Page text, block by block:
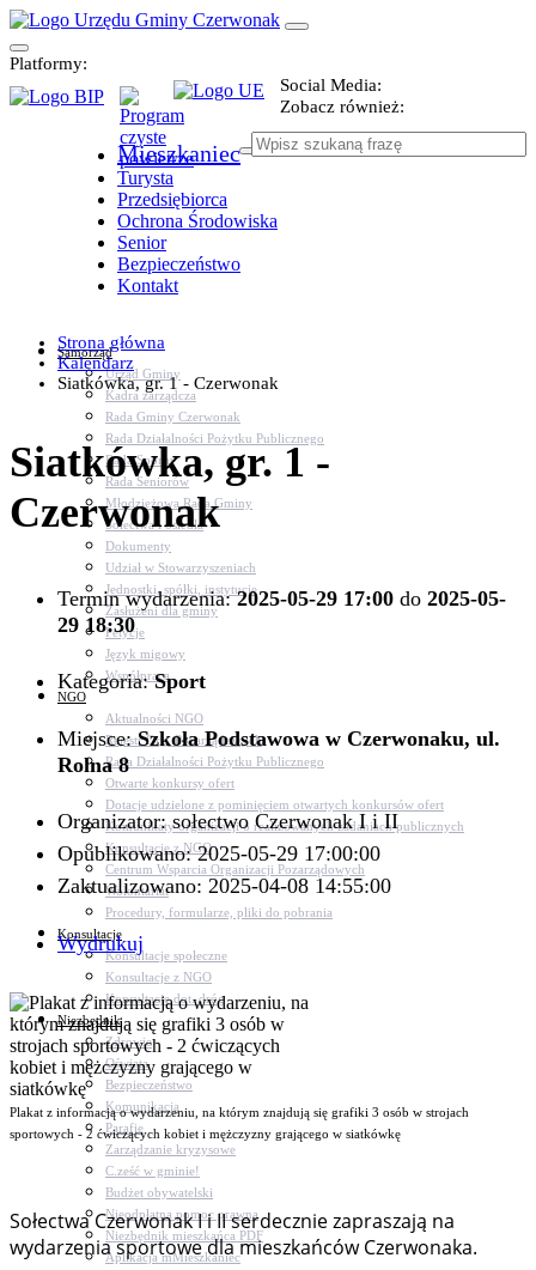
Platformy:
Social Media:
Zobacz również:
Mieszkaniec
Turysta
Przedsiębiorca
Ochrona Środowiska
Senior
Bezpieczeństwo
Kontakt
Samorząd
Urząd Gminy
Kadra zarządcza
Rada Gminy Czerwonak
Rada Działalności Pożytku Publicznego
Rada Sportu
Rada Seniorów
Młodzieżowa Rada Gminy
Sołectwa i osiedla
Dokumenty
Udział w Stowarzyszeniach
Jednostki, spółki, instytucje
Zasłużeni dla gminy
Petycje
Język migowy
Współpraca
NGO
Aktualności NGO
Rejestr Org. Pozarządowych
Rada Działalności Pożytku Publicznego
Otwarte konkursy ofert
Dotacje udzielone z pominięciem otwartych konkursów ofert
Komunikaty organizacji o realizowanych zadaniach publicznych
Konsultacje z NGO
Centrum Wsparcia Organizacji Pozarządowych
Wolontariat
Procedury, formularze, pliki do pobrania
Konsultacje
Konsultacje społeczne
Konsultacje z NGO
Konsultacje dot. dróg
Niezbędnik
Zdrowie
Oświata
Bezpieczeństwo
Komunikacja
Parafie
Zarządzanie kryzysowe
C.ześć w gminie!
Budżet obywatelski
Nieodpłatna pomoc prawna
Niezbędnik mieszkańca PDF
Aplikacja mMieszkaniec
Strona główna
Kalendarz
Siatkówka, gr. 1 - Czerwonak
Siatkówka, gr. 1 -
Czerwonak
Termin wydarzenia:2025-05-29 17:00 do 2025-05-
29 18:30
Kategoria:Sport
Miejsce:Szkoła Podstawowa w Czerwonaku, ul.
Rolna 8
Organizator: sołectwo Czerwonak I i II
Opublikowano: 2025-05-29 17:00:00
Zaktualizowano: 2025-04-08 14:55:00
Wydrukuj
Plakat z informacją o wydarzeniu, na którym znajdują się grafiki 3 osób w strojach
sportowych - 2 ćwiczących kobiet i mężczyzny grającego w siatkówkę
Sołectwa Czerwonak I i II serdecznie zapraszają na
wydarzenia sportowe dla mieszkańców Czerwonaka.